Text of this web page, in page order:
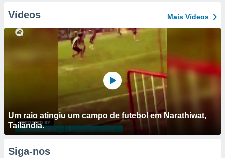
Vídeos Mais Vídeos
Um raio atingiu um campo de futebol em Narathiwat,
Tailândia.
Siga-nos